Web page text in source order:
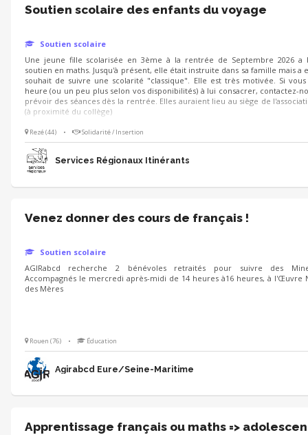
Soutien scolaire des enfants du voyage
Soutien scolaire
Une jeune fille scolarisée en 3ème à la rentrée de Septembre 2026 a
soutien en maths. Jusqu'à présent, elle était instruite dans sa famille mais a
souhait de suivre une scolarité "classique". Elle est très motivée. Si
heure (ou un peu plus selon vos disponibilités) à lui consacrer, contactez-
prévoir des séances dès la rentrée. Elles auraient lieu au siège de
(à proximité du collège)
Rezé (44) • Solidarité / Insertion
Services Régionaux Itinérants
Venez donner des cours de français !
Soutien scolaire
AGIRabcd recherche 2 bénévoles retraités pour suivre des
Accompagnés le mercredi après-midi de 14 heures à16 heures, à l'Œuvre
des Mères
Rouen (76) • Éducation
Agirabcd Eure/Seine-Maritime
Apprentissage français ou maths =>